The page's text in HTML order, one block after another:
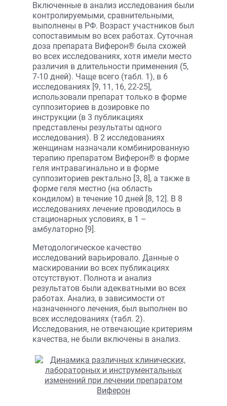
Включенные в анализ исследования были
контролируемыми, сравнительными,
выполнены в РФ. Возраст участников был
сопоставимым во всех работах. Суточная
доза препарата Виферон® была схожей
во всех исследованиях, хотя имели место
различия в длительности применения (5,
7-10 дней). Чаще всего (табл. 1), в 6
исследованиях [9, 11, 16, 22-25],
использовали препарат только в форме
суппозиториев в дозировке по
инструкции (в 3 публикациях
представлены результаты одного
исследования). В 2 исследованиях
женщинам назначали комбинированную
терапию препаратом Виферон® в форме
геля интравагинально и в форме
суппозиториев ректально [3, 8], а также в
форме геля местно (на область
кондилом) в течение 10 дней [8, 12]. В 8
исследованиях лечение проводилось в
стационарных условиях, в 1 –
амбулаторно [9].
Методологическое качество
исследований варьировало. Данные о
маскировании во всех публикациях
отсутствуют. Полнота и анализ
результатов были адекватными во всех
работах. Анализ, в зависимости от
назначенного лечения, был выполнен во
всех исследованиях (табл. 2).
Исследования, не отвечающие критериям
качества, не были включены в анализ.